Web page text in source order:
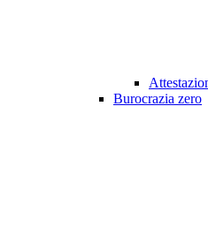
Burocrazia zero